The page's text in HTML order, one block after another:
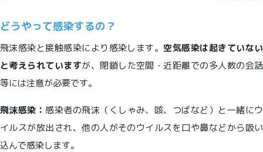
どうやって感染するの？
飛沫感染と接触感染により感染します。 空気感染は起きていない
と考えられていますが、閉鎖した空間・近距離での多人数の会話
等には注意が必要です。
飛沫感染： 感染者の飛沫（くしゃみ、咳、つばなど）と一緒にウ
イルスが放出され、他の人がそのウイルスを口や鼻などから吸い
込んで感染します。